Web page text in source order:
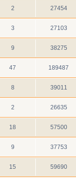
2 27454
3 27103
9 38275
47 189487
8 39011
2 26635
18 57500
9 37753
15 59690